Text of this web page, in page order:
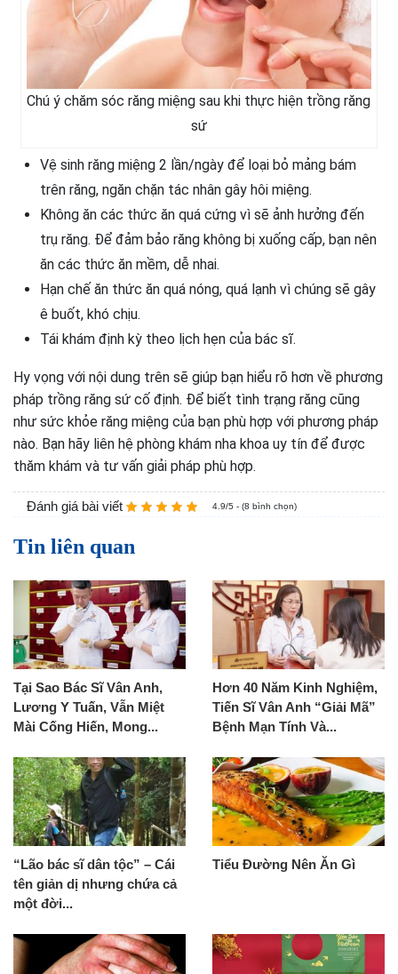
Chú ý chăm sóc răng miệng sau khi thực hiện trồng răng
sứ
Vệ sinh răng miệng 2 lần/ngày để loại bỏ mảng bám
trên răng, ngăn chặn tác nhân gây hôi miệng.
Không ăn các thức ăn quá cứng vì sẽ ảnh hưởng đến
trụ răng. Để đảm bảo răng không bị xuống cấp, bạn nên
ăn các thức ăn mềm, dễ nhai.
Hạn chế ăn thức ăn quá nóng, quá lạnh vì chúng sẽ gây
ê buốt, khó chịu.
Tái khám định kỳ theo lịch hẹn của bác sĩ.
Hy vọng với nội dung trên sẽ giúp bạn hiểu rõ hơn về phương
pháp trồng răng sứ cố định. Để biết tình trạng răng cũng
như sức khỏe răng miệng của bạn phù hợp với phương pháp
nào. Bạn hãy liên hệ phòng khám nha khoa uy tín để được
thăm khám và tư vấn giải pháp phù hợp.
Đánh giá bài viết 4.9/5 - (8 bình chọn)
Tin liên quan
Tại Sao Bác Sĩ Vân Anh,
Lương Y Tuấn, Vẫn Miệt
Mài Cống Hiến, Mong...
Hơn 40 Năm Kinh Nghiệm,
Tiến Sĩ Vân Anh “Giải Mã”
Bệnh Mạn Tính Và...
“Lão bác sĩ dân tộc” – Cái
tên giản dị nhưng chứa cả
một đời...
Tiểu Đường Nên Ăn Gì